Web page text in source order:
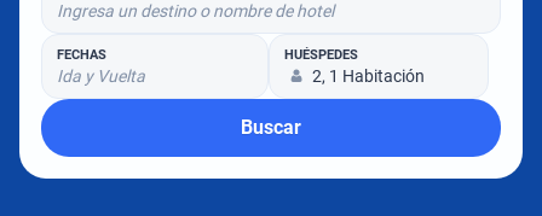
Ingresa un destino o nombre de hotel
FECHAS
Ida y Vuelta
HUÉSPEDES
2, 1 Habitación
Buscar